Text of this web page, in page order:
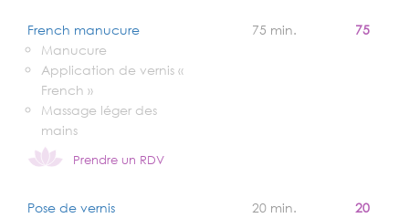
French manucure
Manucure
Application de vernis «
French »
Massage léger des
mains
Prendre un RDV
75 min. 75
Pose de vernis
20 min. 20